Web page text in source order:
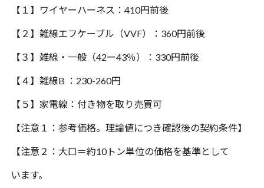
【１】ワイヤーハーネス： 410円前後
【２】雑線エフケーブル（VVF）： 360円前後
【３】雑線・一般（42ー43％）： 330円前後
【４】雑線B ： 230-260円
【５】家電線：付き物を取り売買可
【注意１：参考価格。理論値につき確認後の契約条件】
【注意２：大口＝約10トン単位の価格を基準として
います。